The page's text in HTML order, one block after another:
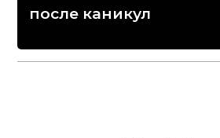
после каникул